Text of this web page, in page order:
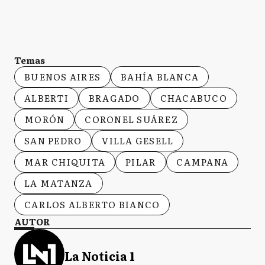
Temas
BUENOS AIRES
BAHÍA BLANCA
ALBERTI
BRAGADO
CHACABUCO
MORÓN
CORONEL SUÁREZ
SAN PEDRO
VILLA GESELL
MAR CHIQUITA
PILAR
CAMPANA
LA MATANZA
CARLOS ALBERTO BIANCO
AUTOR
La Noticia 1